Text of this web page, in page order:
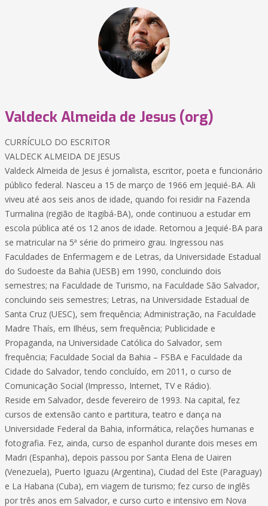
Valdeck Almeida de Jesus (org)
CURRÍCULO DO ESCRITOR
VALDECK ALMEIDA DE JESUS
Valdeck Almeida de Jesus é jornalista, escritor, poeta e funcionário
público federal. Nasceu a 15 de março de 1966 em Jequié-BA. Ali
viveu até aos seis anos de idade, quando foi residir na Fazenda
Turmalina (região de Itagibá-BA), onde continuou a estudar em
escola pública até os 12 anos de idade. Retornou a Jequié-BA para
se matricular na 5ª série do primeiro grau. Ingressou nas
Faculdades de Enfermagem e de Letras, da Universidade Estadual
do Sudoeste da Bahia (UESB) em 1990, concluindo dois
semestres; na Faculdade de Turismo, na Faculdade São Salvador,
concluindo seis semestres; Letras, na Universidade Estadual de
Santa Cruz (UESC), sem frequência; Administração, na Faculdade
Madre Thaís, em Ilhéus, sem frequência; Publicidade e
Propaganda, na Universidade Católica do Salvador, sem
frequência; Faculdade Social da Bahia – FSBA e Faculdade da
Cidade do Salvador, tendo concluído, em 2011, o curso de
Comunicação Social (Impresso, Internet, TV e Rádio).
Reside em Salvador, desde fevereiro de 1993. Na capital, fez
cursos de extensão canto e partitura, teatro e dança na
Universidade Federal da Bahia, informática, relações humanas e
fotografia. Fez, ainda, curso de espanhol durante dois meses em
Madri (Espanha), depois passou por Santa Elena de Uairen
(Venezuela), Puerto Iguazu (Argentina), Ciudad del Este (Paraguay)
e La Habana (Cuba), em viagem de turismo; fez curso de inglês
por três anos em Salvador, e curso curto e intensivo em Nova